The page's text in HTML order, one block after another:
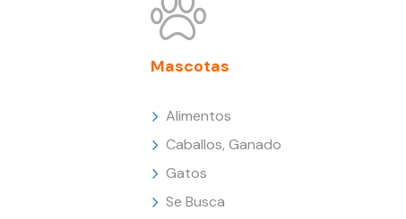
Mascotas
Alimentos
Caballos, Ganado
Gatos
Se Busca